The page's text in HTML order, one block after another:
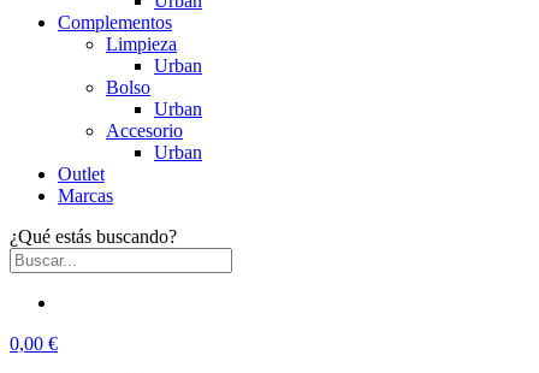
Complementos
Limpieza
Urban
Bolso
Urban
Accesorio
Urban
Outlet
Marcas
¿Qué estás buscando?
0,00 €